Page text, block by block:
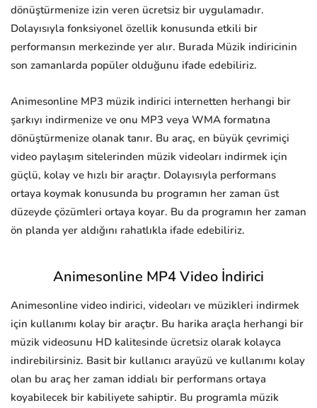
dönüştürmenize izin veren ücretsiz bir uygulamadır.
Dolayısıyla fonksiyonel özellik konusunda etkili bir
performansın merkezinde yer alır. Burada Müzik indiricinin
son zamanlarda popüler olduğunu ifade edebiliriz.
Animesonline MP3 müzik indirici internetten herhangi bir
şarkıyı indirmenize ve onu MP3 veya WMA formatına
dönüştürmenize olanak tanır. Bu araç, en büyük çevrimiçi
video paylaşım sitelerinden müzik videoları indirmek için
güçlü, kolay ve hızlı bir araçtır. Dolayısıyla performans
ortaya koymak konusunda bu programın her zaman üst
düzeyde çözümleri ortaya koyar. Bu da programın her zaman
ön planda yer aldığını rahatlıkla ifade edebiliriz.
Animesonline MP4 Video İndirici
Animesonline video indirici, videoları ve müzikleri indirmek
için kullanımı kolay bir araçtır. Bu harika araçla herhangi bir
müzik videosunu HD kalitesinde ücretsiz olarak kolayca
indirebilirsiniz. Basit bir kullanıcı arayüzü ve kullanımı kolay
olan bu araç her zaman iddialı bir performans ortaya
koyabilecek bir kabiliyete sahiptir. Bu programla müzik